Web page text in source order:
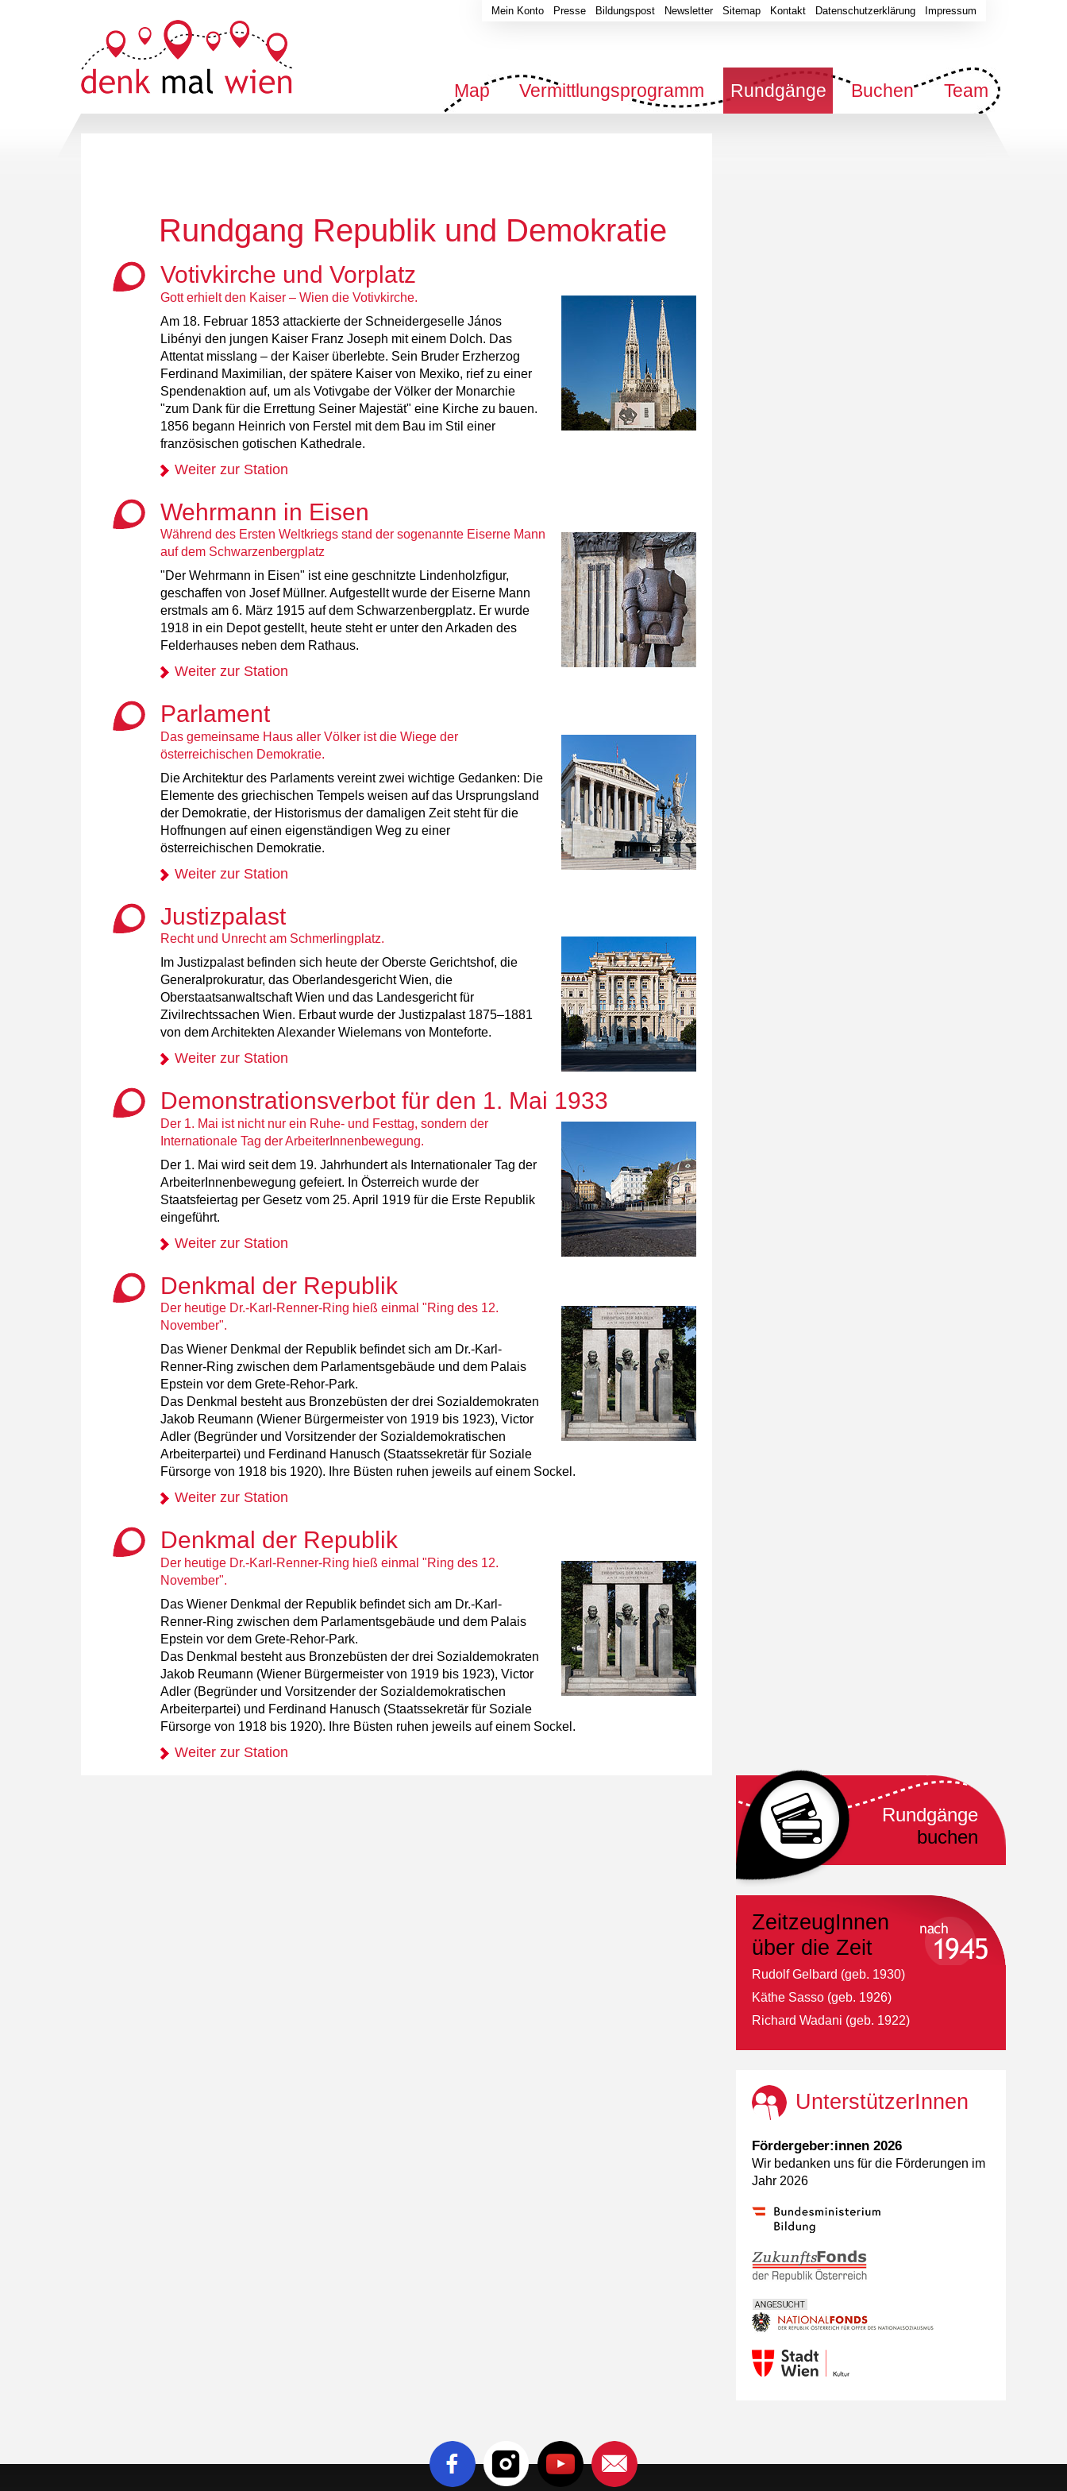
Map Vermittlungsprogramm Rundgänge Buchen Team
Mein Konto Presse Bildungspost Newsletter Sitemap Kontakt Datenschutzerklärung Impressum
Rundgang Republik und Demokratie
Votivkirche und Vorplatz
Gott erhielt den Kaiser – Wien die Votivkirche.
Am 18. Februar 1853 attackierte der Schneidergeselle János
Libényi den jungen Kaiser Franz Joseph mit einem Dolch. Das
Attentat misslang – der Kaiser überlebte. Sein Bruder Erzherzog
Ferdinand Maximilian, der spätere Kaiser von Mexiko, rief zu einer
Spendenaktion auf, um als Votivgabe der Völker der Monarchie
"zum Dank für die Errettung Seiner Majestät" eine Kirche zu bauen.
1856 begann Heinrich von Ferstel mit dem Bau im Stil einer
französischen gotischen Kathedrale.
Weiter zur Station
Wehrmann in Eisen
Während des Ersten Weltkriegs stand der sogenannte Eiserne Mann
auf dem Schwarzenbergplatz
"Der Wehrmann in Eisen" ist eine geschnitzte Lindenholzfigur,
geschaffen von Josef Müllner. Aufgestellt wurde der Eiserne Mann
erstmals am 6. März 1915 auf dem Schwarzenbergplatz. Er wurde
1918 in ein Depot gestellt, heute steht er unter den Arkaden des
Felderhauses neben dem Rathaus.
Weiter zur Station
Parlament
Das gemeinsame Haus aller Völker ist die Wiege der
österreichischen Demokratie.
Die Architektur des Parlaments vereint zwei wichtige Gedanken: Die
Elemente des griechischen Tempels weisen auf das Ursprungsland
der Demokratie, der Historismus der damaligen Zeit steht für die
Hoffnungen auf einen eigenständigen Weg zu einer
österreichischen Demokratie.
Weiter zur Station
Justizpalast
Recht und Unrecht am Schmerlingplatz.
Im Justizpalast befinden sich heute der Oberste Gerichtshof, die
Generalprokuratur, das Oberlandesgericht Wien, die
Oberstaatsanwaltschaft Wien und das Landesgericht für
Zivilrechtssachen Wien. Erbaut wurde der Justizpalast 1875–1881
von dem Architekten Alexander Wielemans von Monteforte.
Weiter zur Station
Demonstrationsverbot für den 1. Mai 1933
Der 1. Mai ist nicht nur ein Ruhe- und Festtag, sondern der
Internationale Tag der ArbeiterInnenbewegung.
Der 1. Mai wird seit dem 19. Jahrhundert als Internationaler Tag der
ArbeiterInnenbewegung gefeiert. In Österreich wurde der
Staatsfeiertag per Gesetz vom 25. April 1919 für die Erste Republik
eingeführt.
Weiter zur Station
Denkmal der Republik
Der heutige Dr.-Karl-Renner-Ring hieß einmal "Ring des 12.
November".
Das Wiener Denkmal der Republik befindet sich am Dr.-Karl-
Renner-Ring zwischen dem Parlamentsgebäude und dem Palais
Epstein vor dem Grete-Rehor-Park.
Das Denkmal besteht aus Bronzebüsten der drei Sozialdemokraten
Jakob Reumann (Wiener Bürgermeister von 1919 bis 1923), Victor
Adler (Begründer und Vorsitzender der Sozialdemokratischen
Arbeiterpartei) und Ferdinand Hanusch (Staatssekretär für Soziale
Fürsorge von 1918 bis 1920). Ihre Büsten ruhen jeweils auf einem Sockel.
Weiter zur Station
Denkmal der Republik
Der heutige Dr.-Karl-Renner-Ring hieß einmal "Ring des 12.
November".
Das Wiener Denkmal der Republik befindet sich am Dr.-Karl-
Renner-Ring zwischen dem Parlamentsgebäude und dem Palais
Epstein vor dem Grete-Rehor-Park.
Das Denkmal besteht aus Bronzebüsten der drei Sozialdemokraten
Jakob Reumann (Wiener Bürgermeister von 1919 bis 1923), Victor
Adler (Begründer und Vorsitzender der Sozialdemokratischen
Arbeiterpartei) und Ferdinand Hanusch (Staatssekretär für Soziale
Fürsorge von 1918 bis 1920). Ihre Büsten ruhen jeweils auf einem Sockel.
Weiter zur Station
Rundgänge
buchen
ZeitzeugInnen
über die Zeit
Rudolf Gelbard (geb. 1930)
Käthe Sasso (geb. 1926)
Richard Wadani (geb. 1922)
UnterstützerInnen
Fördergeber:innen 2026
Wir bedanken uns für die Förderungen im
Jahr 2026